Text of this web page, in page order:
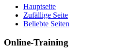
Hauptseite
Zufällige Seite
Beliebte Seiten
Online-Training